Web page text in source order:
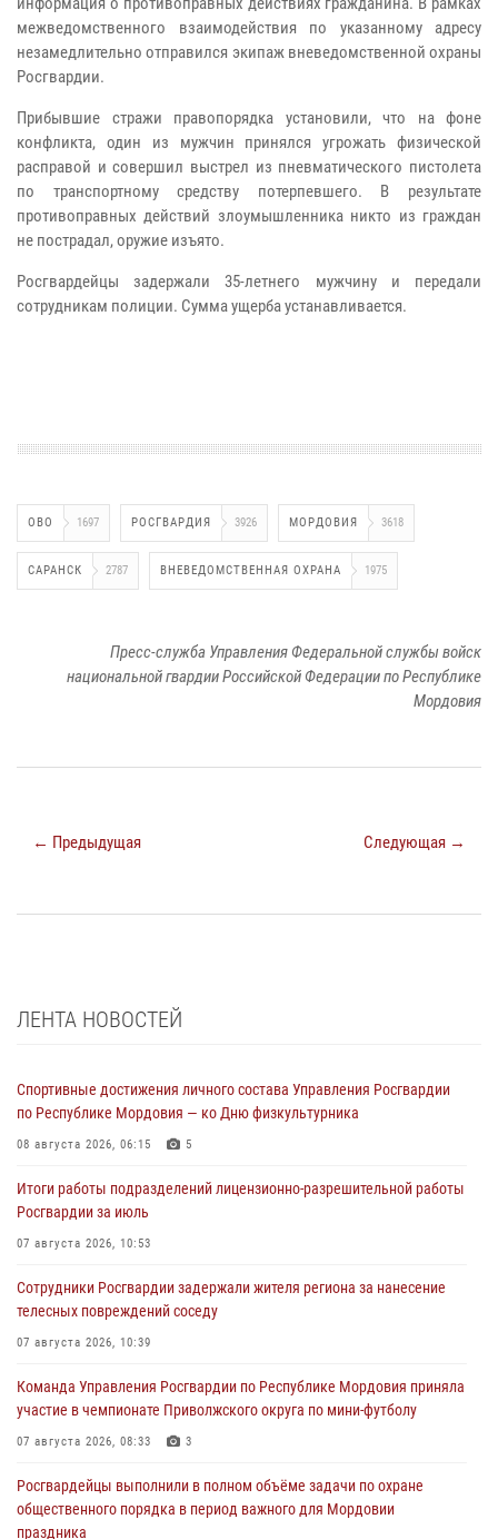
межведомственного взаимодействия по указанному адресу
незамедлительно отправился экипаж вневедомственной охраны
Росгвардии.
Прибывшие стражи правопорядка установили, что на фоне
конфликта, один из мужчин принялся угрожать физической
расправой и совершил выстрел из пневматического пистолета
по транспортному средству потерпевшего. В результате
противоправных действий злоумышленника никто из граждан
не пострадал, оружие изъято.
Росгвардейцы задержали 35-летнего мужчину и передали
сотрудникам полиции. Сумма ущерба устанавливается.
ОВО 1697 РОСГВАРДИЯ 3926 МОРДОВИЯ 3618
САРАНСК 2787 ВНЕВЕДОМСТВЕННАЯ ОХРАНА 1975
Пресс-служба Управления Федеральной службы войск
национальной гвардии Российской Федерации по Республике
Мордовия
← Предыдущая Следующая →
ЛЕНТА НОВОСТЕЙ
Спортивные достижения личного состава Управления Росгвардии
по Республике Мордовия — ко Дню физкультурника
08 августа 2026, 06:15 5
Итоги работы подразделений лицензионно-разрешительной работы
Росгвардии за июль
07 августа 2026, 10:53
Сотрудники Росгвардии задержали жителя региона за нанесение
телесных повреждений соседу
07 августа 2026, 10:39
Команда Управления Росгвардии по Республике Мордовия приняла
участие в чемпионате Приволжского округа по мини-футболу
07 августа 2026, 08:33 3
Росгвардейцы выполнили в полном объёме задачи по охране
общественного порядка в период важного для Мордовии
праздника